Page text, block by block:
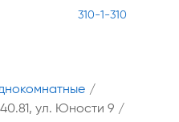
310-1-310
/
ул. Юности 9 /